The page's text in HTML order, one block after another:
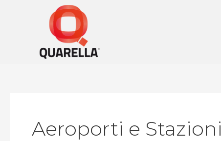
Aeroporti e Stazioni